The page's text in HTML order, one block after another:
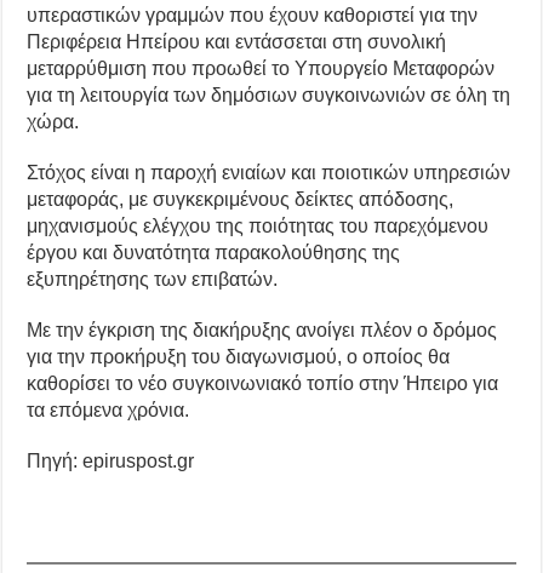
υπεραστικών γραμμών που έχουν καθοριστεί για την
Περιφέρεια Ηπείρου και εντάσσεται στη συνολική
μεταρρύθμιση που προωθεί το Υπουργείο Μεταφορών
για τη λειτουργία των δημόσιων συγκοινωνιών σε όλη τη
χώρα.
Στόχος είναι η παροχή ενιαίων και ποιοτικών υπηρεσιών
μεταφοράς, με συγκεκριμένους δείκτες απόδοσης,
μηχανισμούς ελέγχου της ποιότητας του παρεχόμενου
έργου και δυνατότητα παρακολούθησης της
εξυπηρέτησης των επιβατών.
Με την έγκριση της διακήρυξης ανοίγει πλέον ο δρόμος
για την προκήρυξη του διαγωνισμού, ο οποίος θα
καθορίσει το νέο συγκοινωνιακό τοπίο στην Ήπειρο για
τα επόμενα χρόνια.
Πηγή: epiruspost.gr